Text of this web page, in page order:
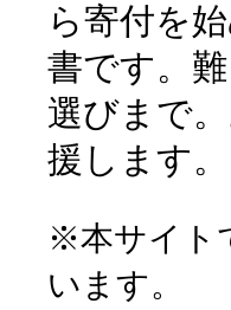
ら寄付を
書です。
選びまで
援します。
※本サイト
います。